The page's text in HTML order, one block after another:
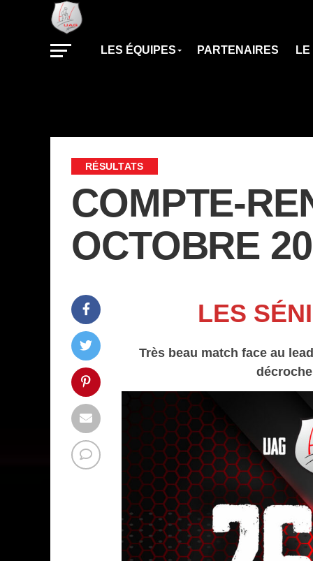
LES ÉQUIPES PARTENAIRES
RÉSULTATS
COMPTE-
OCTOBRE
LES
Très beau match face au